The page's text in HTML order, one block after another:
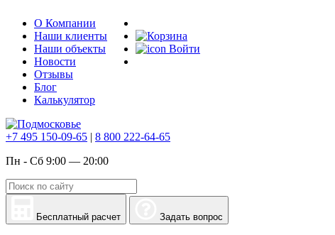
О Компании
Наши клиенты
Наши объекты
Новости
Отзывы
Блог
Калькулятор
Войти
+7 495 150-09-65 | 8 800 222-64-65
Пн - Сб 9:00 — 20:00
Бесплатный расчет Задать вопрос